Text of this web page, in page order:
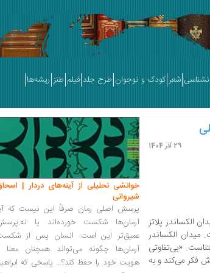
شعر کودک و نوجوان طرح جلد فیلم طنز ریشه‌ها
29 آذر 1404
الکساندر پلاتز
الکساندر
«بی‌تفاوتی
فکر می‌کند و به
خوانشی تحلیلی از آینه‌های دردار |
شیروانی
پرسش اصلی رمان صرفاً این نیست که
آرمان‌ها شکست خورده‌اند یا
عمیق‌تر این است: انسان پس از
آرمان‌ها چگونه می‌تواند همچنان معنا
هویت خود را حفظ کند؟... پاسخی که